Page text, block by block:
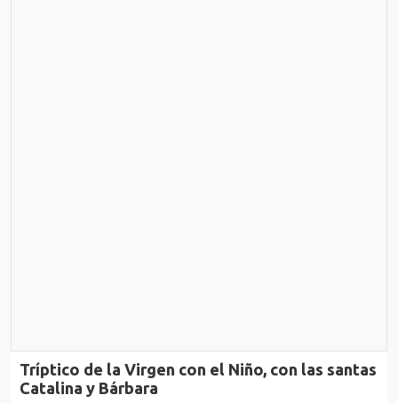
Tríptico de la Virgen con el Niño, con las santas
Catalina y Bárbara